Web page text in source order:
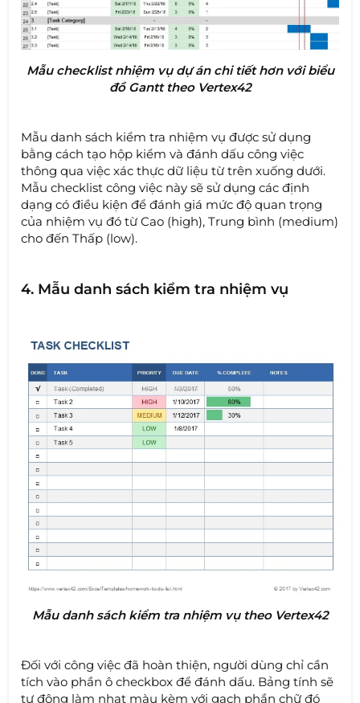
Mẫu checklist nhiệm vụ dự án chi tiết hơn với biểu
đồ Gantt theo Vertex42
Mẫu danh sách kiểm tra nhiệm vụ được sử dụng
bằng cách tạo hộp kiểm và đánh dấu công việc
thông qua việc xác thực dữ liệu từ trên xuống dưới.
Mẫu checklist công việc này sẽ sử dụng các định
dạng có điều kiện để đánh giá mức độ quan trọng
của nhiệm vụ đó từ Cao (high), Trung bình (medium)
cho đến Thấp (low).
4. Mẫu danh sách kiểm tra nhiệm vụ
Mẫu danh sách kiểm tra nhiệm vụ theo Vertex42
Đối với công việc đã hoàn thiện, người dùng chỉ cần
tích vào phần ô checkbox để đánh dấu. Bảng tính sẽ
tự động làm nhạt màu kèm với gạch phần chữ đó